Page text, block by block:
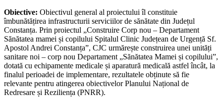
Obiective: Obiectivul general al proiectului îl constituie
îmbunătățirea infrastructurii serviciilor de sănătate din Județul
Constanța. Prin proiectul „Construire Corp nou – Departament
Sănătatea mamei și copilului Spitalul Clinic Județean de Urgență Sf.
Apostol Andrei Constanța”, CJC urmărește construirea unei unități
sanitare noi – corp nou Departament „Sănătatea Mamei și copilului”,
dotată cu echipamente medicale și aparatură medicală astfel încât, la
finalul perioadei de implementare, rezultatele obținute să fie
relevante pentru atingerea obiectivelor Planului Național de
Redresare și Reziliența (PNRR).